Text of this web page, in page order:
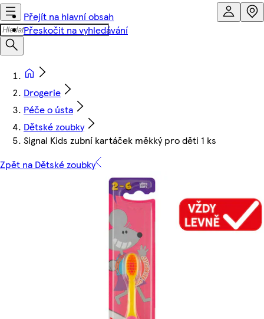
Přejít na hlavní obsah
Přeskočit na vyhledávání
Drogerie
Péče o ústa
Dětské zoubky
Signal Kids zubní kartáček měkký pro děti 1 ks
Zpět na Dětské zoubky